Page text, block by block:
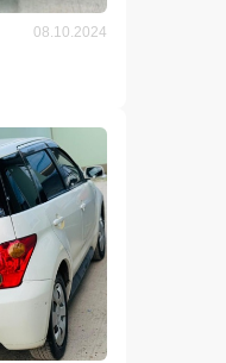
08.10.2024